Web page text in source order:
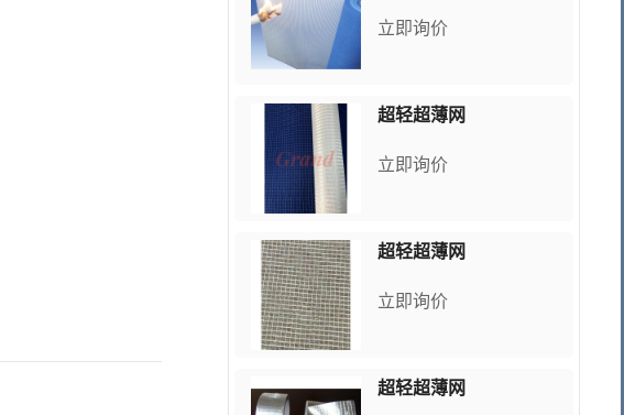
立即询价
超轻超薄网
立即询价
超轻超薄网
立即询价
超轻超薄网